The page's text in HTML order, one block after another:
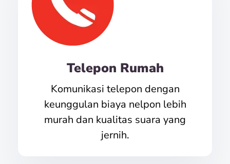
Telepon Rumah
Komunikasi telepon dengan
keunggulan biaya nelpon lebih
murah dan kualitas suara yang
jernih.